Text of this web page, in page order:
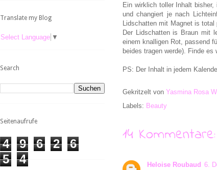
Ein wirklich toller Inhalt
und changiert je nach
Lidschatten mit Magnet is
Der Lidschatten is Braun mit
einem knalligen Rot, passend
beides tragen werde). Finde
PS: Der Inhalt in jedem
Gekritzelt von Yasmina Rosa
Labels: Beauty
14 Kommentare:
Heloise Roubaud 6.
Translate my Blog
Select Language ▼
Search
Seitenaufrufe
4 9 6 2
6
5
4